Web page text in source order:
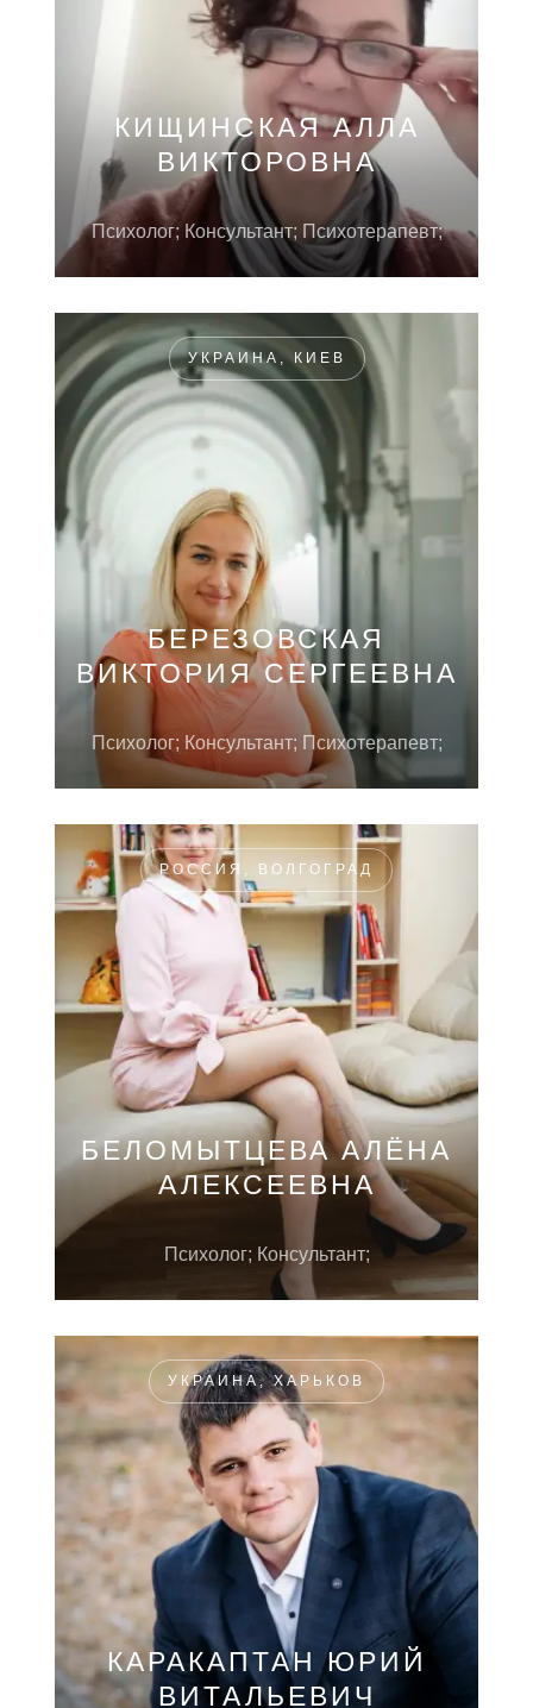
КИЩИНСКАЯ АЛЛА
ВИКТОРОВНА
Психолог; Консультант; Психотерапевт;
УКРАИНА, КИЕВ
БЕРЕЗОВСКАЯ
ВИКТОРИЯ СЕРГЕЕВНА
Психолог; Консультант; Психотерапевт;
РОССИЯ, ВОЛГОГРАД
БЕЛОМЫТЦЕВА АЛЁНА
АЛЕКСЕЕВНА
Психолог; Консультант;
УКРАИНА, ХАРЬКОВ
КАРАКАПТАН ЮРИЙ
ВИТАЛЬЕВИЧ